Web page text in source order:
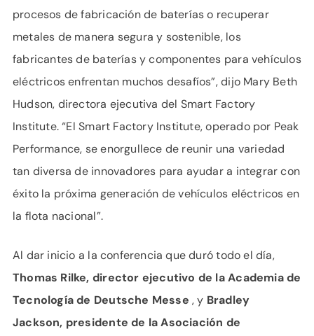
procesos de fabricación de baterías o recuperar
metales de manera segura y sostenible, los
fabricantes de baterías y componentes para vehículos
eléctricos enfrentan muchos desafíos”, dijo Mary Beth
Hudson, directora ejecutiva del Smart Factory
Institute. “El Smart Factory Institute, operado por Peak
Performance, se enorgullece de reunir una variedad
tan diversa de innovadores para ayudar a integrar con
éxito la próxima generación de vehículos eléctricos en
la flota nacional”.
Al dar inicio a la conferencia que duró todo el día,
Thomas Rilke, director ejecutivo de la Academia de
Tecnología de Deutsche Messe , y Bradley
Jackson, presidente de la Asociación de